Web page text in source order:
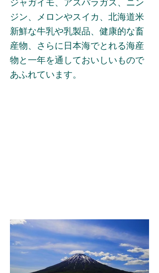
ジャガイモ、アスパラガス、ニン
ジン、メロンやスイカ、北海道米
新鮮な牛乳や乳製品、健康的な畜
産物、さらに日本海でとれる海産
物と一年を通しておいしいもので
あふれています。